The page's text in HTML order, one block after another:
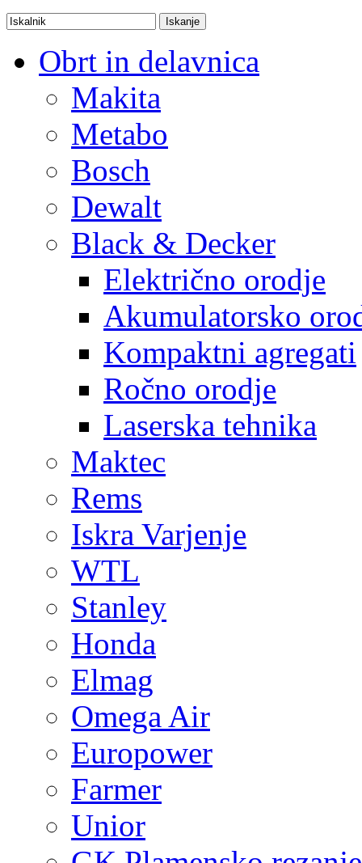
Obrt in delavnica
Makita
Metabo
Bosch
Dewalt
Black & Decker
Električno orodje
Akumulatorsko
Kompaktni agregati
Ročno orodje
Laserska tehnika
Maktec
Rems
Iskra Varjenje
WTL
Stanley
Honda
Elmag
Omega Air
Europower
Farmer
Unior